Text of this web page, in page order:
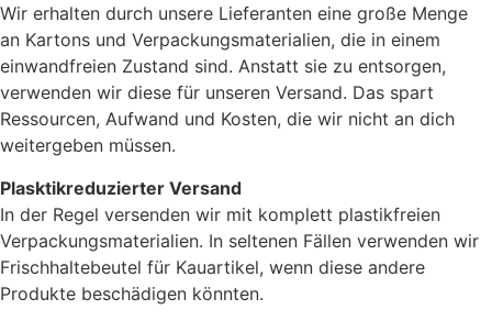
Wir erhalten durch unsere Lieferanten eine große Menge
an Kartons und Verpackungsmaterialien, die in einem
einwandfreien Zustand sind. Anstatt sie zu entsorgen,
verwenden wir diese für unseren Versand. Das spart
Ressourcen, Aufwand und Kosten, die wir nicht an dich
weitergeben müssen.
Plasktikreduzierter Versand
In der Regel versenden wir mit komplett plastikfreien
Verpackungsmaterialien. In seltenen Fällen verwenden wir
Frischhaltebeutel für Kauartikel, wenn diese andere
Produkte beschädigen könnten.